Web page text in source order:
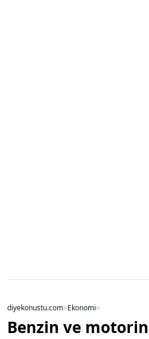
diyekonustu.com>Ekonomi>
Benzin ve